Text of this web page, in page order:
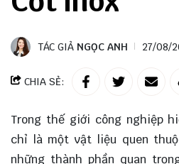
TÁC GIẢ NGỌC ANH 27/08/
CHIA SẺ:
Trong thế giới công nghiệp
chỉ là một vật liệu quen
những thành phần quan